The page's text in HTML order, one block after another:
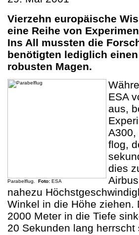
Vierzehn europäische
eine Reihe von
Ins All mussten die
benötigten lediglich
robusten Magen.
Parabelflug. Foto: ESA
ESA
aus,
A300,
flog,
dies
nahezu
Winkel in die Höhe
2000 Meter in die Tiefe
20 Sekunden lang